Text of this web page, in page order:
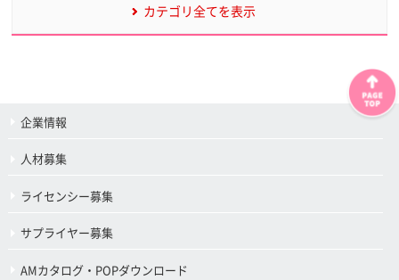
カテゴリ全てを表示
企業情報
人材募集
ライセンシー募集
サプライヤー募集
AMカタログ・POPダウンロード